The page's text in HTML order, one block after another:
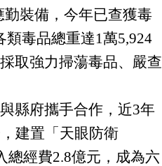
裝備，今年已查獲毒
類毒品總重達1萬5,924
取強力掃蕩毒品、嚴查
縣府攜手合作，近3年
建置「天眼防衛
總經費2.8億元，成為六